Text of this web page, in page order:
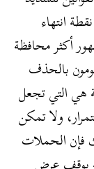
انتهاء
أكثر محافظة
بالحذف
هي التي تجعل
ولا تمكن
فإن الحملات